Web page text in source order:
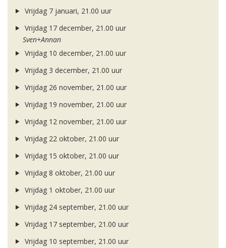
Vrijdag 7 januari, 21.00 uur
Vrijdag 17 december, 21.00 uur
Sven+Annan
Vrijdag 10 december, 21.00 uur
Vrijdag 3 december, 21.00 uur
Vrijdag 26 november, 21.00 uur
Vrijdag 19 november, 21.00 uur
Vrijdag 12 november, 21.00 uur
Vrijdag 22 oktober, 21.00 uur
Vrijdag 15 oktober, 21.00 uur
Vrijdag 8 oktober, 21.00 uur
Vrijdag 1 oktober, 21.00 uur
Vrijdag 24 september, 21.00 uur
Vrijdag 17 september, 21.00 uur
Vrijdag 10 september, 21.00 uur